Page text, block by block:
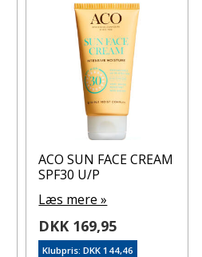
ACO SUN FACE CREAM
SPF30 U/P
Læs mere »
DKK 169,95
Klubpris: DKK 144,46